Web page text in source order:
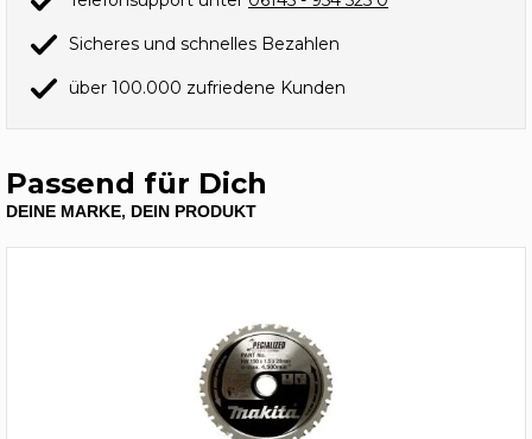
Sicheres und schnelles Bezahlen
über 100.000 zufriedene Kunden
Passend für Dich
DEINE MARKE, DEIN PRODUKT